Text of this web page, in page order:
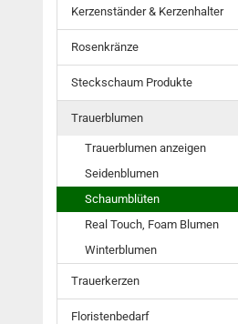
Kerzenständer & Kerzenhalter
Rosenkränze
Steckschaum Produkte
Trauerblumen
Trauerblumen anzeigen
Seidenblumen
Schaumblüten
Real Touch, Foam Blumen
Winterblumen
Trauerkerzen
Floristenbedarf